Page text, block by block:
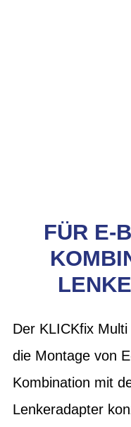
FÜR E-
Der KLICKfix
die Montage von
Kombination mit
Lenkeradapter